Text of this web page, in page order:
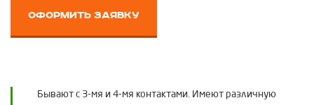
оформить заявку
Бывают с 3-мя и 4-мя контактами. Имеют различную